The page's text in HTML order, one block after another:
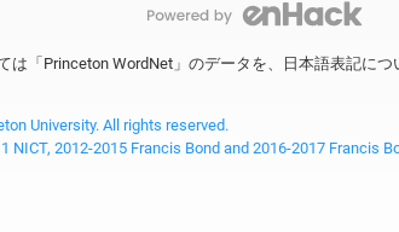
は「Princeton WordNet」のデータを、日本語表記に
University. All rights reserved.
NICT, 2012-2015 Francis Bond and 2016-2017 Francis